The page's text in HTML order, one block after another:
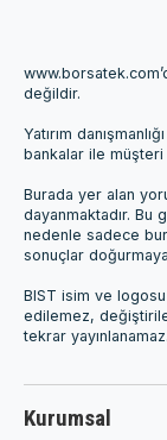
değildir.
Yatırım
bankalar ile müşteri
Burada yer alan
dayanmaktadır.
nedenle sadece
sonuçlar
BIST isim ve
edilemez,
tekrar yayınlanamaz.
Kurumsal